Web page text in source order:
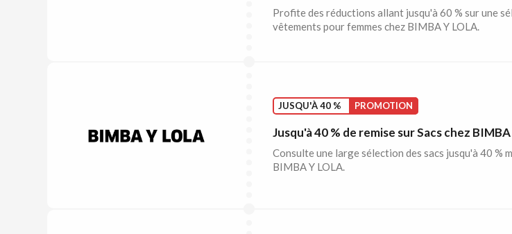
Profite des réductions allant jusqu'à 60 % sur une
vêtements pour femmes chez BIMBA Y LOLA.
JUSQU'À 40 % PROMOTION
Jusqu'à 40 % de remise sur Sacs chez BIMBA
Consulte une large sélection des sacs jusqu'à 40 %
BIMBA Y LOLA.